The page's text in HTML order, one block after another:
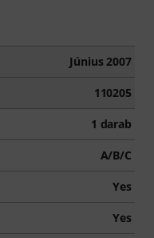
Június 2007
110205
1 darab
A/B/C
Yes
Yes